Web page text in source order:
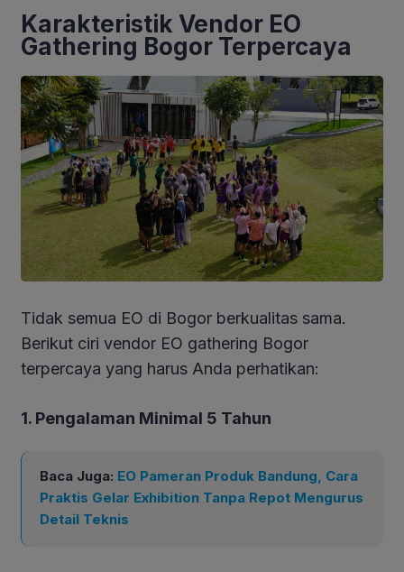
Karakteristik Vendor EO
Gathering Bogor Terpercaya
Tidak semua EO di Bogor berkualitas sama.
Berikut ciri vendor EO gathering Bogor
terpercaya yang harus Anda perhatikan:
1. Pengalaman Minimal 5 Tahun
Baca Juga: EO Pameran Produk Bandung, Cara
Praktis Gelar Exhibition Tanpa Repot Mengurus
Detail Teknis